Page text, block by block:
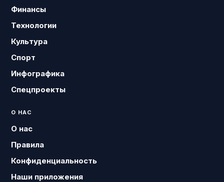
Финансы
Технологии
Культура
Спорт
Инфографика
Спецпроекты
О НАС
О нас
Правила
Конфиденциальность
Наши приложения